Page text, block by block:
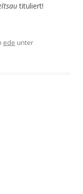
tituliert!
ede unter